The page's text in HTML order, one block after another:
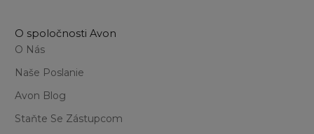
O spoločnosti Avon
O Nás
Naše Poslanie
Avon Blog
Staňte Se Zástupcom